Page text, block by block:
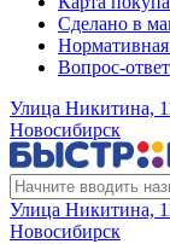
Сделано в
Вопрос-ответ
Улица Никитина,
Новосибирск
Улица Никитина,
Новосибирск